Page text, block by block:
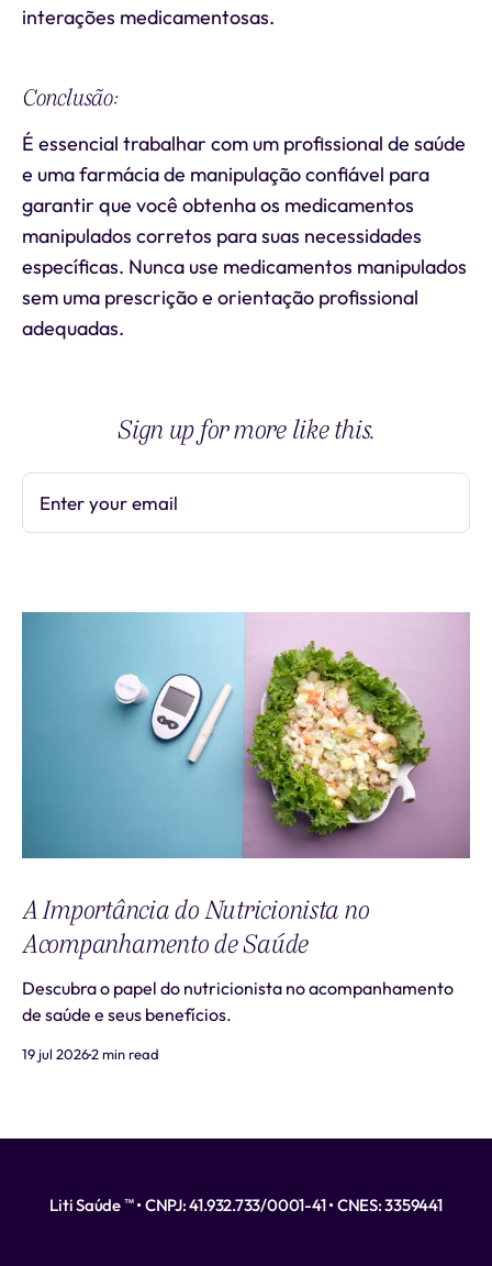
interações medicamentosas.
Conclusão:
É essencial trabalhar com um profissional de saúde
e uma farmácia de manipulação confiável para
garantir que você obtenha os medicamentos
manipulados corretos para suas necessidades
específicas. Nunca use medicamentos manipulados
sem uma prescrição e orientação profissional
adequadas.
Sign up for more like this.
Enter your email
A Importância do Nutricionista no
Acompanhamento de Saúde
Descubra o papel do nutricionista no acompanhamento
de saúde e seus benefícios.
19 jul 20262 min read
Liti Saúde ™ • CNPJ: 41.932.733/0001-41 • CNES: 3359441